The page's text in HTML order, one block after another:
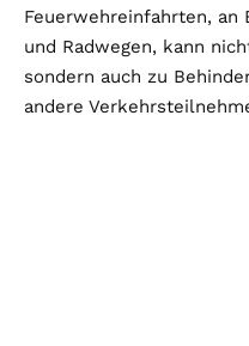
Feuerwehreinfahrten,
und Radwegen, kann
sondern auch zu
andere